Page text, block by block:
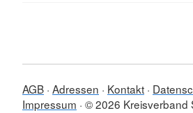
AGB Adressen Kontakt
Impressum © 2026 Kreisverband